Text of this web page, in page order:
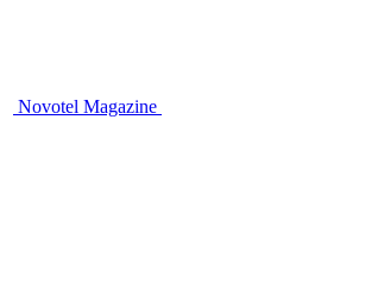
Novotel Magazine